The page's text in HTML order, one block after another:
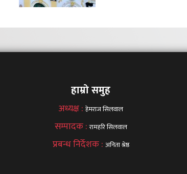
हाम्रो समुह
अध्यक्ष :हेमराज सिलवाल
सम्पादक :रामहरि सिलवाल
प्रबन्ध निर्देशक : अनिता श्रेष्ठ